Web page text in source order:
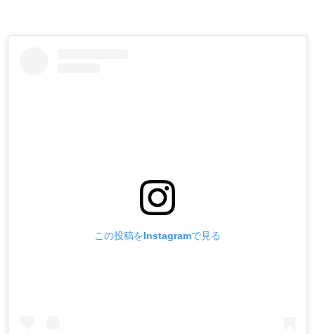
この投稿をInstagramで見る